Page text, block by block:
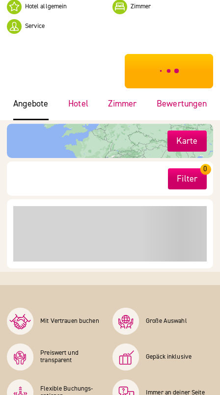
Hotel allgemein Zimmer
Service
***************
Angebote Hotel Zimmer Bewertungen
Karte
Filter
0
Mit Vertrauen buchen Große Auswahl
Preiswert und
transparent
Gepäck inklusive
Flexible Buchungs­
Immer an deiner Seite